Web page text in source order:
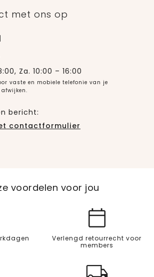
met ons op
Za. 10:00 – 16:00
vaste en mobiele telefonie van je
bericht:
contactformulier
voordelen voor jou
Verlengd retourrecht voor
members